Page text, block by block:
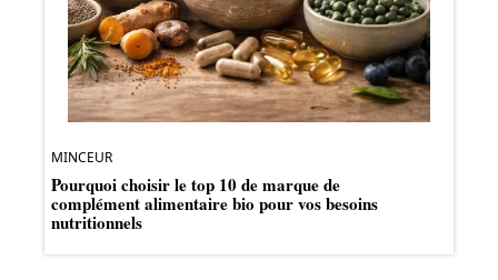
MINCEUR
Pourquoi choisir le top 10 de marque de
complément alimentaire bio pour vos besoins
nutritionnels